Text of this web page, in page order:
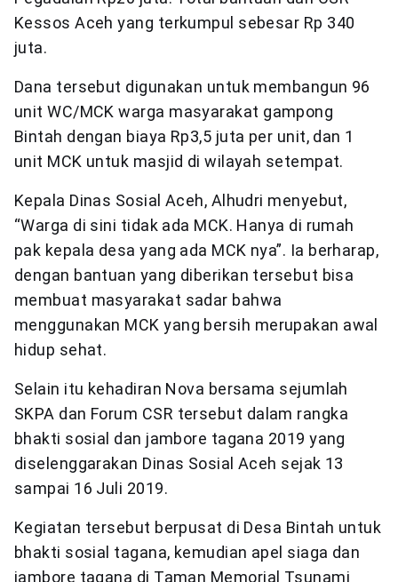
Kessos Aceh yang terkumpul sebesar Rp 340
juta.
Dana tersebut digunakan untuk membangun 96
unit WC/MCK warga masyarakat gampong
Bintah dengan biaya Rp3,5 juta per unit, dan 1
unit MCK untuk masjid di wilayah setempat.
Kepala Dinas Sosial Aceh, Alhudri menyebut,
“Warga di sini tidak ada MCK. Hanya di rumah
pak kepala desa yang ada MCK nya”. Ia berharap,
dengan bantuan yang diberikan tersebut bisa
membuat masyarakat sadar bahwa
menggunakan MCK yang bersih merupakan awal
hidup sehat.
Selain itu kehadiran Nova bersama sejumlah
SKPA dan Forum CSR tersebut dalam rangka
bhakti sosial dan jambore tagana 2019 yang
diselenggarakan Dinas Sosial Aceh sejak 13
sampai 16 Juli 2019.
Kegiatan tersebut berpusat di Desa Bintah untuk
bhakti sosial tagana, kemudian apel siaga dan
jambore tagana di Taman Memorial Tsunami